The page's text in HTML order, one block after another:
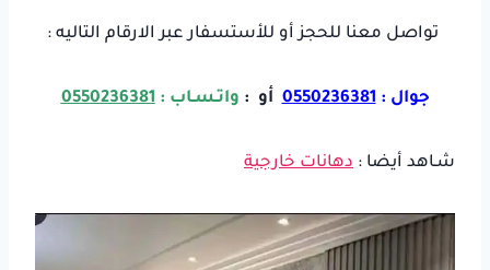
تواصل معنا للحجز أو للأستسفار عبر الارقام التاليه :
جوال :0550236381 أو : واتـسـاب :0550236381
شـاهد أيضا : دهانات خارجية